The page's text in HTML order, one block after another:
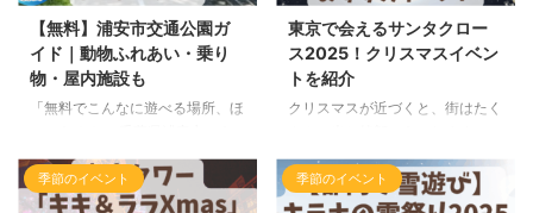
ぜひ2026年の初詣の参考になれ
ば嬉しいです。 東京の縁起がい
い初詣スポット7選 増上寺｜勝運
アップ！東京タワーと写真映えす
る人気スポット 項目内容所在地
公園駅」徒歩3分・JR／東京モノ
レール「浜松町駅」徒 ...
間・打ち上げ場所・混雑・アクセ
スを紹介します。冬の澄んだ空に
上がる5分間の花火、ぜひ大切な
人と楽しんでみてください。 こ
の記事では、12月24日(水)のクリ
クリスマスシーズンの情報をまと
めています。 横浜ナイトフラワ
ーズ2025とは？ 横浜ナイトフラ
【無料】浦安市交通公園ガ
イド｜動物ふれあい・乗り
物・屋内施設も
「無料でこんなに遊べる場所、ほ
る浦安市交通公園 は、未就学児
から小学生まで楽しめる無料とは
思えない大満足スポット。 交通
東京で会えるサンタクロー
ス2025！クリスマスイベン
トを紹介
クリスマスが近づくと、街はたく
今年は「ただ見る」だけでなく
「サンタさんに会う」「一緒に写
真を撮る」「クリスマス気分をみ
季節のイベント 季節のイベント